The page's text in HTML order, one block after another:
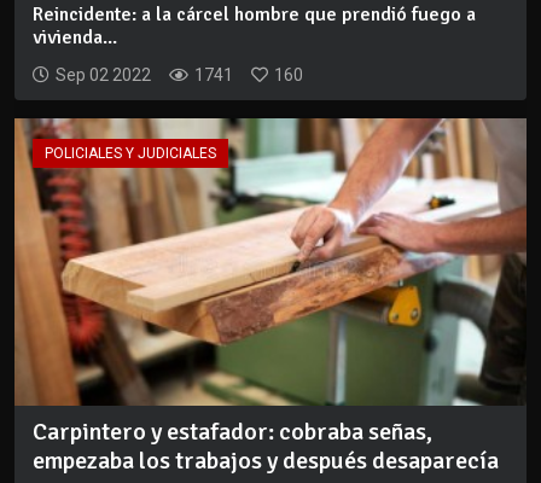
Reincidente: a la cárcel hombre que prendió fuego a
vivienda...
Sep 02 2022 1741 160
POLICIALES Y JUDICIALES
Carpintero y estafador: cobraba señas,
empezaba los trabajos y después desaparecía